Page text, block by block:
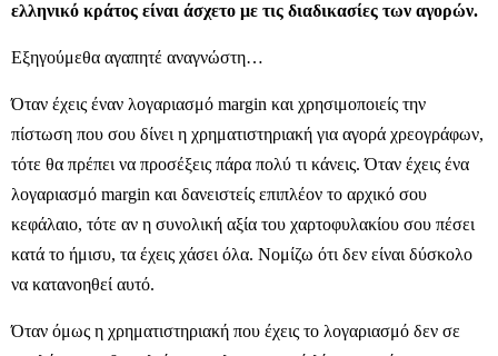
ελληνικό κράτος είναι άσχετο με τις διαδικασίες των αγορών.
Εξηγούμεθα αγαπητέ αναγνώστη…
Όταν έχεις έναν λογαριασμό margin και χρησιμοποιείς την
πίστωση που σου δίνει η χρηματιστηριακή για αγορά χρεογράφων,
τότε θα πρέπει να προσέξεις πάρα πολύ τι κάνεις. Όταν έχεις ένα
λογαριασμό margin και δανειστείς επιπλέον το αρχικό σου
κεφάλαιο, τότε αν η συνολική αξία του χαρτοφυλακίου σου πέσει
κατά το ήμισυ, τα έχεις χάσει όλα. Νομίζω ότι δεν είναι δύσκολο
να κατανοηθεί αυτό.
Όταν όμως η χρηματιστηριακή που έχεις το λογαριασμό δεν σε